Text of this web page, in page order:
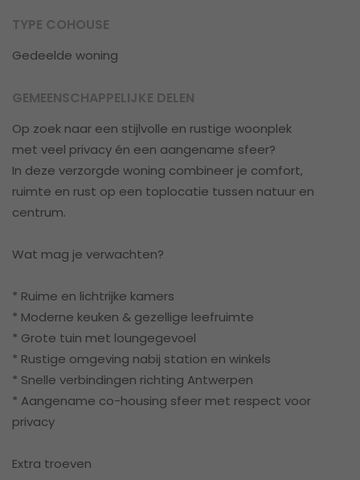
TYPE COHOUSE
Gedeelde woning
GEMEENSCHAPPELIJKE DELEN
Op zoek naar een stijlvolle en rustige woonplek
met veel privacy én een aangename sfeer?
In deze verzorgde woning combineer je comfort,
ruimte en rust op een toplocatie tussen natuur en
centrum.
Wat mag je verwachten?
* Ruime en lichtrijke kamers
* Moderne keuken & gezellige leefruimte
* Grote tuin met loungegevoel
* Rustige omgeving nabij station en winkels
* Snelle verbindingen richting Antwerpen
* Aangename co-housing sfeer met respect voor
privacy
Extra troeven